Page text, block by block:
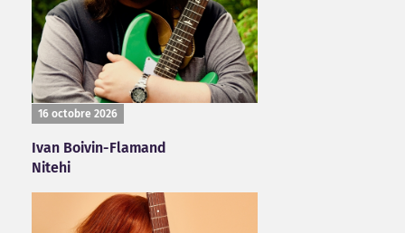
16 octobre 2026
Ivan Boivin-Flamand
Nitehi